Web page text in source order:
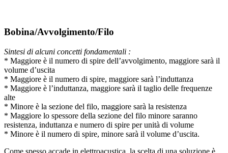
Bobina/Avvolgimento/Filo
Sintesi di alcuni concetti fondamentali :
* Maggiore è il numero di spire dell’avvolgimento, maggiore sarà il
volume d’uscita
* Maggiore è il numero di spire, maggiore sarà l’induttanza
* Maggiore è l’induttanza, maggiore sarà il taglio delle frequenze
alte
* Minore è la sezione del filo, maggiore sarà la resistenza
* Maggiore lo spessore della sezione del filo minore saranno
resistenza, induttanza e numero di spire per unità di volume
* Minore è il numero di spire, minore sarà il volume d’uscita.
Come spesso accade in elettroacustica, la scelta di una soluzione è